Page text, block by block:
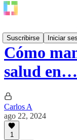
Suscribirse
Iniciar
Cómo
salud en…
Carlos A
ago 22, 2024
1